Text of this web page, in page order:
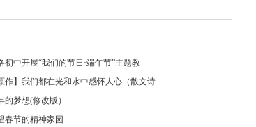
初中开展“我们的节日·端午节”主题教
作】我们都在光和水中感怀人心（散文诗
的梦想(修改版）
春节的精神家园